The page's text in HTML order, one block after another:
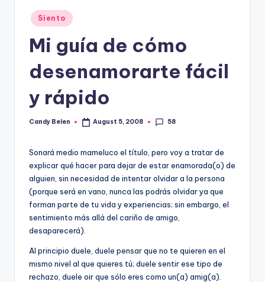
Posted
in
Siento
Mi guí­a de cómo
desenamorarte fácil
y rápido
Posted
Candy Belen August 5, 2008 58
Sonará medio mameluco el tí­tulo, pero voy a tratar de
explicar qué hacer para dejar de estar enamorada(o) de
alguien, sin necesidad de intentar olvidar a la persona
(porque será en vano, nunca las podrás olvidar ya que
forman parte de tu vida y experiencias; sin embargo, el
sentimiento más allá del cariño de amigo,
desaparecerá).
Al principio duele, duele pensar que no te quieren en el
mismo nivel al que quieres tú; duele sentir ese tipo de
rechazo, duele oir que sólo eres como un(a) amig(a).